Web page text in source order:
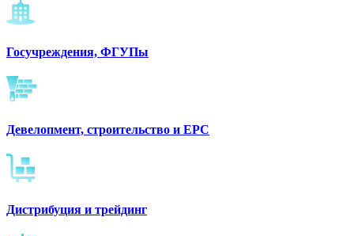
Госучреждения, ФГУПы
Девелопмент, строительство и ЕРС
Дистрибуция и трейдинг